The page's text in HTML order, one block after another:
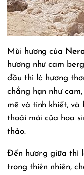
Mùi hương của
hương như cam
đầu thì là hương
chẳng hạn như
mẽ và tinh khiết, và
thoải mái của hoa
thảo.
Đến hương giữa thì
trong thiên nhiên,